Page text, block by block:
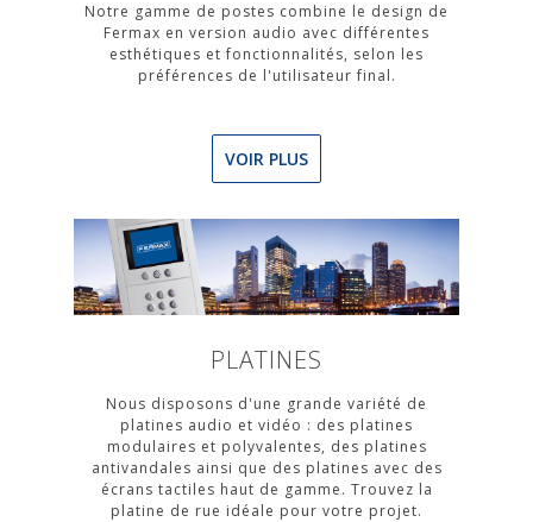
Notre gamme de postes combine le design de
Fermax en version audio avec différentes
esthétiques et fonctionnalités, selon les
préférences de l'utilisateur final.
VOIR PLUS
PLATINES
Nous disposons d'une grande variété de
platines audio et vidéo : des platines
modulaires et polyvalentes, des platines
antivandales ainsi que des platines avec des
écrans tactiles haut de gamme. Trouvez la
platine de rue idéale pour votre projet.